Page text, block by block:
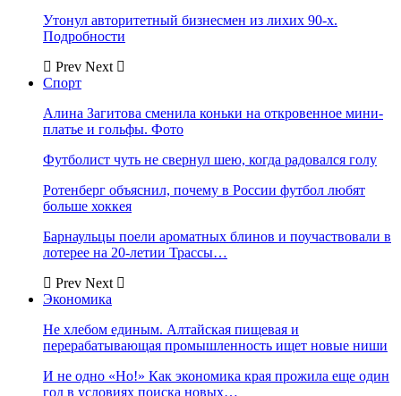
Утонул авторитетный бизнесмен из лихих 90-х.
Подробности
Prev Next
Спорт
Алина Загитова сменила коньки на откровенное мини-
платье и гольфы. Фото
Футболист чуть не свернул шею, когда радовался голу
Ротенберг объяснил, почему в России футбол любят
больше хоккея
Барнаульцы поели ароматных блинов и поучаствовали в
лотерее на 20-летии Трассы…
Prev Next
Экономика
Не хлебом единым. Алтайская пищевая и
перерабатывающая промышленность ищет новые ниши
И не одно «Но!» Как экономика края прожила еще один
год в условиях поиска новых…